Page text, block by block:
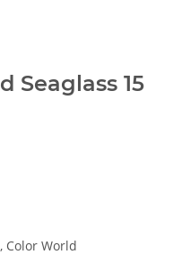
Seaglass 15
Color World